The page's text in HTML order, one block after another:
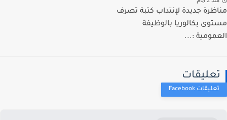
جديدة لإنتداب كتبة تصرف
بكالوريا بالوظيفة
:...